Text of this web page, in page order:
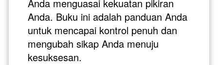
Anda menguasai kekuatan pikiran
Anda. Buku ini adalah panduan Anda
untuk mencapai kontrol penuh dan
mengubah sikap Anda menuju
kesuksesan.